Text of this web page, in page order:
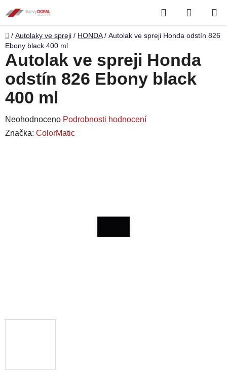
na
obsah
Hledat
KOŠÍK
Domů
/ Autolaky ve spreji / HONDA / Autolak ve spreji Honda odstín 826
Ebony black 400 ml
Autolak ve spreji Honda
odstín 826 Ebony black
400 ml
Průměrné
hodnocení
Neohodnoceno Podrobnosti hodnocení
Značka: ColorMatic